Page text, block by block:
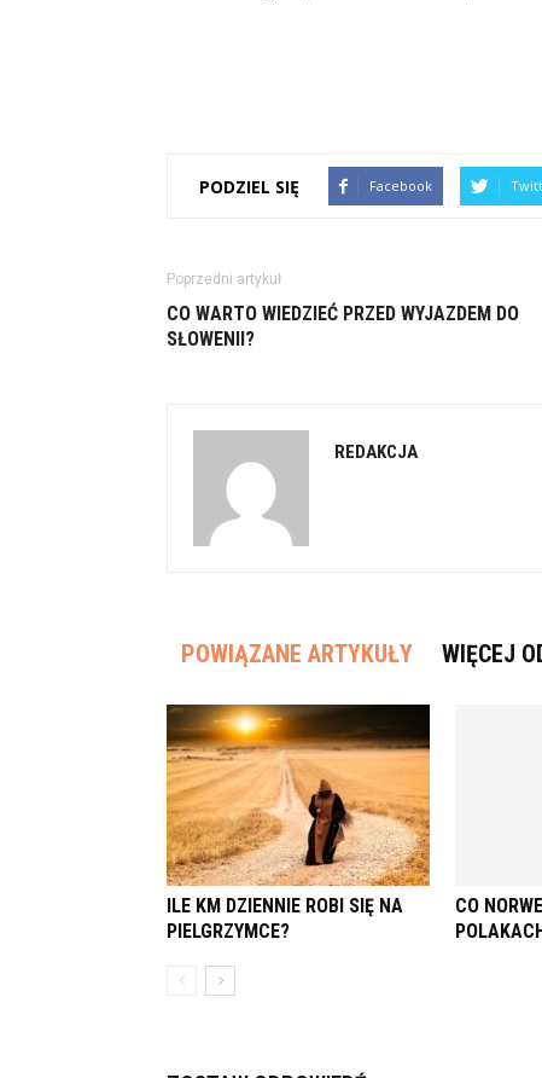
PODZIEL SIĘ Facebook
Poprzedni artykuł
CO WARTO WIEDZIEĆ PRZED WYJAZDEM DO
SŁOWENII?
REDAKCJA
POWIĄZANE ARTYKUŁY WIĘCEJ
ILE KM DZIENNIE ROBI SIĘ NA
PIELGRZYMCE?
CO